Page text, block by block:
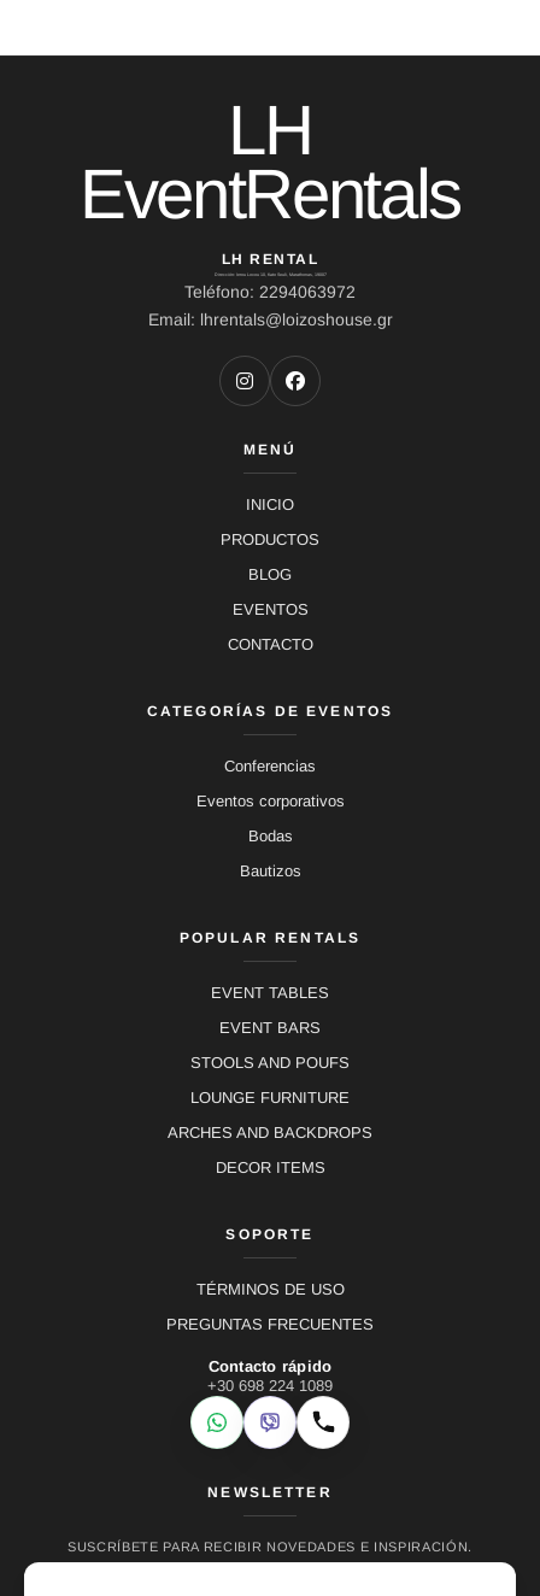
LH
EventRentals
LH RENTAL
Dirección: Ierou Loxou 10, Kato Souli, Marathonas, 19007
Teléfono: 2294063972
Email: lhrentals@loizoshouse.gr
MENÚ
INICIO
PRODUCTOS
BLOG
EVENTOS
CONTACTO
CATEGORÍAS DE EVENTOS
Conferencias
Eventos corporativos
Bodas
Bautizos
POPULAR RENTALS
EVENT TABLES
EVENT BARS
STOOLS AND POUFS
LOUNGE FURNITURE
ARCHES AND BACKDROPS
DECOR ITEMS
SOPORTE
TÉRMINOS DE USO
PREGUNTAS FRECUENTES
Contacto rápido
+30 698 224 1089
WhatsApp
Viber Llamar
NEWSLETTER
SUSCRÍBETE PARA RECIBIR NOVEDADES E INSPIRACIÓN.